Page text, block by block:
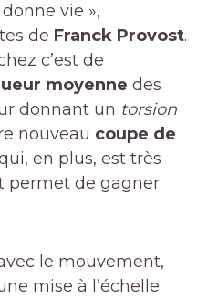
vie »,
de Franck Provost.
c’est de
moyenne des
donnant un torsion
nouveau coupe de
en plus, est très
permet de gagner
le mouvement,
mise à l’échelle